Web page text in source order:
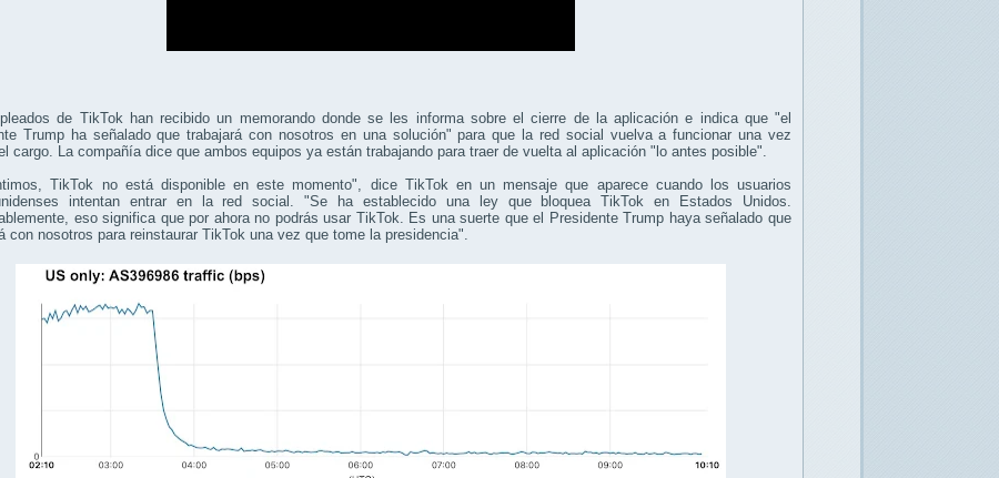
de TikTok han recibido un memorando donde se les informa sobre el cierre de la aplicación e indica que "el
Trump ha señalado que trabajará con nosotros en una solución" para que la red social vuelva a funcionar una vez
cargo. La compañía dice que ambos equipos ya están trabajando para traer de vuelta al aplicación "lo antes posible".
TikTok no está disponible en este momento", dice TikTok en un mensaje que aparece cuando los usuarios
intentan entrar en la red social. "Se ha establecido una ley que bloquea TikTok en Estados Unidos.
eso significa que por ahora no podrás usar TikTok. Es una suerte que el Presidente Trump haya señalado que
con nosotros para reinstaurar TikTok una vez que tome la presidencia".